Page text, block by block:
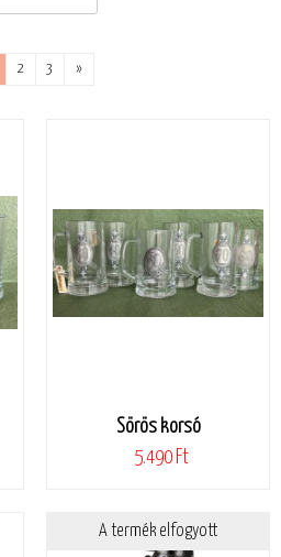
2 3 »
Sörös korsó
5.490 Ft
A termék elfogyott